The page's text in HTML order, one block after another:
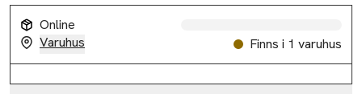
Online
Varuhus
Finns i 1 varuhus